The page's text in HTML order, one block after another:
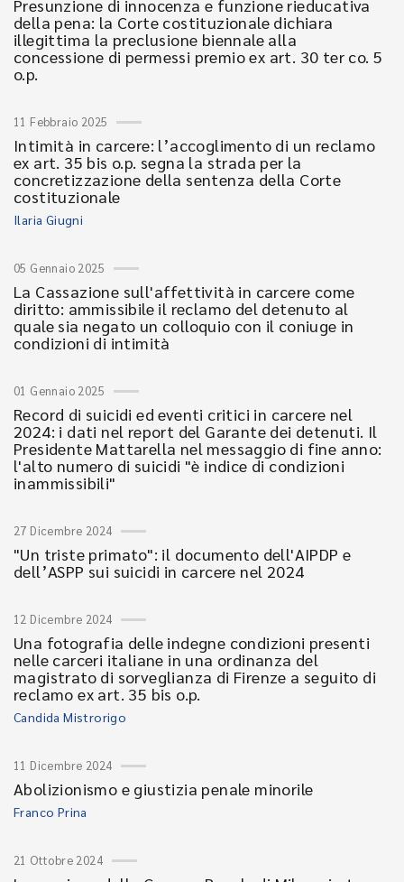
Presunzione di innocenza e funzione rieducativa
della pena: la Corte costituzionale dichiara
illegittima la preclusione biennale alla
concessione di permessi premio ex art. 30 ter co. 5
o.p.
11 Febbraio 2025
Intimità in carcere: l’accoglimento di un reclamo
ex art. 35 bis o.p. segna la strada per la
concretizzazione della sentenza della Corte
costituzionale
Ilaria Giugni
05 Gennaio 2025
La Cassazione sull'affettività in carcere come
diritto: ammissibile il reclamo del detenuto al
quale sia negato un colloquio con il coniuge in
condizioni di intimità
01 Gennaio 2025
Record di suicidi ed eventi critici in carcere nel
2024: i dati nel report del Garante dei detenuti. Il
Presidente Mattarella nel messaggio di fine anno:
l'alto numero di suicidi "è indice di condizioni
inammissibili"
27 Dicembre 2024
"Un triste primato": il documento dell'AIPDP e
dell’ASPP sui suicidi in carcere nel 2024
12 Dicembre 2024
Una fotografia delle indegne condizioni presenti
nelle carceri italiane in una ordinanza del
magistrato di sorveglianza di Firenze a seguito di
reclamo ex art. 35 bis o.p.
Candida Mistrorigo
11 Dicembre 2024
Abolizionismo e giustizia penale minorile
Franco Prina
21 Ottobre 2024